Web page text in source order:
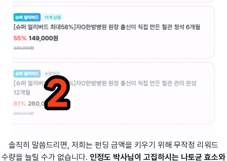
솔직히 말씀드리면, 저희는 펀딩 금액을 키우기 위해 무작정 리워드
수량을 늘릴 수가 없습니다. 인정도 박사님이 고집하시는 나토균 효소와